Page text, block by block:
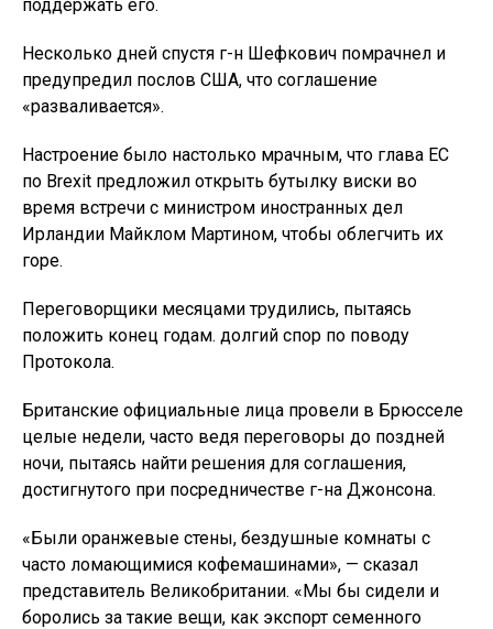
поддержать его.
Несколько дней спустя г-н Шефкович помрачнел и
предупредил послов США, что соглашение
«разваливается».
Настроение было настолько мрачным, что глава ЕС
по Brexit предложил открыть бутылку виски во
время встречи с министром иностранных дел
Ирландии Майклом Мартином, чтобы облегчить их
горе.
Переговорщики месяцами трудились, пытаясь
положить конец годам. долгий спор по поводу
Протокола.
Британские официальные лица провели в Брюсселе
целые недели, часто ведя переговоры до поздней
ночи, пытаясь найти решения для соглашения,
достигнутого при посредничестве г-на Джонсона.
«Были оранжевые стены, бездушные комнаты с
часто ломающимися кофемашинами», — сказал
представитель Великобритании. «Мы бы сидели и
боролись за такие вещи, как экспорт семенного